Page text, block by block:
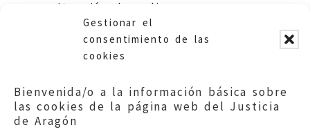
Gestionar el
consentimiento de las
cookies
Bienvenida/o a la información básica sobre
las cookies de la página web del Justicia
de Aragón
situación de peligro para
personas y bienes